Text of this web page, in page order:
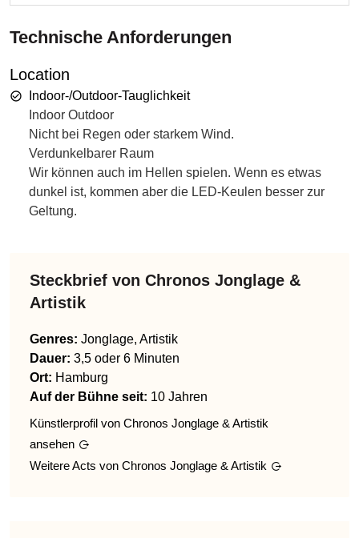
Technische Anforderungen
Location
Indoor-/Outdoor-Tauglichkeit
Indoor Outdoor
Nicht bei Regen oder starkem Wind.
Verdunkelbarer Raum
Wir können auch im Hellen spielen. Wenn es etwas
dunkel ist, kommen aber die LED-Keulen besser zur
Geltung.
Steckbrief von Chronos Jonglage &
Artistik
Genres: Jonglage, Artistik
Dauer: 3,5 oder 6 Minuten
Ort: Hamburg
Auf der Bühne seit: 10 Jahren
Künstlerprofil von Chronos Jonglage & Artistik
ansehen
Weitere Acts von Chronos Jonglage & Artistik